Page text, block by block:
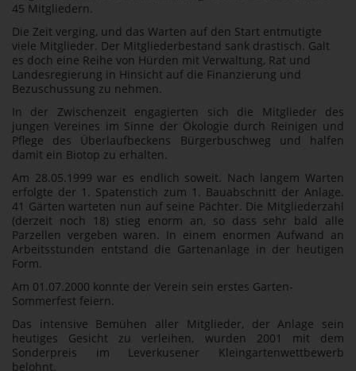
45 Mitgliedern.
Die Zeit verging, und das Warten auf den Start entmutigte
viele Mitglieder. Der Mitgliederbestand sank drastisch. Galt
es doch eine Reihe von Hürden mit Verwaltung, Rat und
Landesregierung in Hinsicht auf die Finanzierung und
Bezuschussung zu nehmen.
In der Zwischenzeit engagierten sich die Mitglieder des
jungen Vereines im Sinne der Ökologie durch Reinigen und
Pflege des Überlaufbeckens Bürgerbuschweg und halfen
damit ein Biotop zu erhalten.
Am 28.05.1999 war es endlich soweit. Nach langem Warten
erfolgte der 1. Spatenstich zum 1. Bauabschnitt der Anlage.
41 Gärten warteten nun auf seine Pächter. Die Mitgliederzahl
(derzeit noch 18) stieg enorm an, so dass sehr bald alle
Parzellen vergeben waren. In einem enormen Aufwand an
Arbeitsstunden entstand die Gartenanlage in der heutigen
Form.
Am 01.07.2000 konnte der Verein sein erstes Garten-
Sommerfest feiern.
Das intensive Bemühen aller Mitglieder, der Anlage sein
heutiges Gesicht zu verleihen, wurden 2001 mit dem
Sonderpreis im Leverkusener Kleingartenwettbewerb
belohnt.